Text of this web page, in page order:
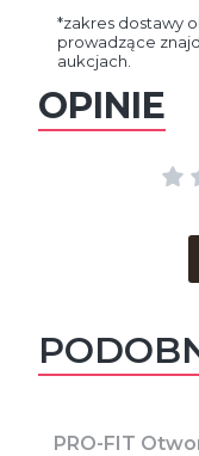
*zakres dostawy
prowadzące
aukcjach.
OPINIE
PRO-FIT